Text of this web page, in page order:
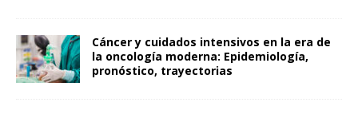
Cáncer y cuidados intensivos en la era de
la oncología moderna: Epidemiología,
pronóstico, trayectorias